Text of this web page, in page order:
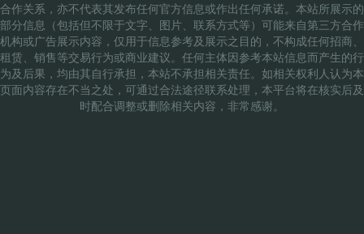
合作关系，亦不代表其发布任何官方信息或作出任何承诺。本站所展示的
部分信息（包括但不限于文字、图片、联系方式等）可能来自第三方合作
机构或广告展示内容，仅用于信息参考及展示之目的，不构成任何招商、
租赁、销售等交易行为或商业建议。任何主体因参考本站信息而产生的行
为及后果，均由其自行承担，本站不承担相关责任。如相关权利人认为本
页面内容存在不当之处，可通过合法途径联系处理，本平台将在核实后及
时配合调整或删除相关内容，非常感谢。